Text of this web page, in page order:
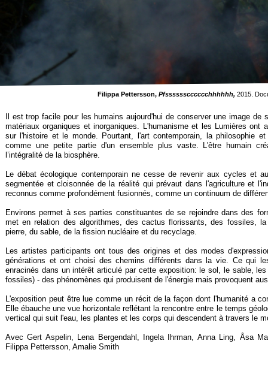
Filippa Pettersson,Pfsssssscccccchhhhhh,2015.
Il est trop facile pour les humains aujourd'hui de conserver une image
matériaux organiques et inorganiques. L'humanisme et les Lumières ont
sur l'histoire et le monde. Pourtant, l'art contemporain, la philosophie
comme une petite partie d'un ensemble plus vaste. L'être humain
l’intégralité de la biosphère.
Le débat écologique contemporain ne cesse de revenir aux cycles et
segmentée et cloisonnée de la réalité qui prévaut dans l'agriculture et
reconnus comme profondément fusionnés, comme un continuum de
Environs permet à ses parties constituantes de se rejoindre dans des
met en relation des algorithmes, des cactus florissants, des fossiles,
pierre, du sable, de la fission nucléaire et du recyclage.
Les artistes participants ont tous des origines et des modes
générations et ont choisi des chemins différents dans la vie. Ce qui
enracinés dans un intérêt articulé par cette exposition: le sol, le sable,
fossiles) - des phénomènes qui produisent de l'énergie mais provoquent
L'exposition peut être lue comme un récit de la façon dont l'humanité a
Elle ébauche une vue horizontale reflétant la rencontre entre le temps
vertical qui suit l'eau, les plantes et les corps qui descendent à travers le
Avec Gert Aspelin, Lena Bergendahl, Ingela Ihrman, Anna Ling, Åsa
Filippa Pettersson, Amalie Smith